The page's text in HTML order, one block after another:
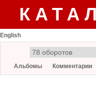
English
Альбомы Комментарии